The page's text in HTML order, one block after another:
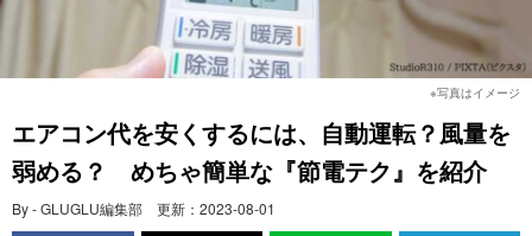
※写真はイメージ
エアコン代を安くするには、自動運転？風量を
弱める？ めちゃ簡単な『節電テク』を紹介
By - GLUGLU編集部 更新： 2023-08-01